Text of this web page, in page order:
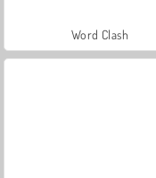
Word Clash